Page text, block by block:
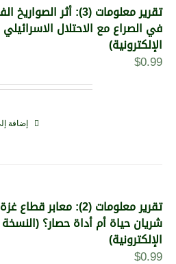
تقرير معلومات (3): أثر
في الصراع مع الاحتلال
الإلكترونية)
$0.99
إضافة
تقرير معلومات (2): معابر
شريان حياة أم أداة حصار؟ (النسخة
الإلكترونية)
$0.99